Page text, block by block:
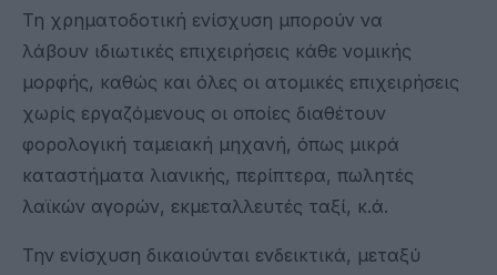
Τη χρηματοδοτική ενίσχυση μπορούν να
λάβουν ιδιωτικές επιχειρήσεις κάθε νομικής
μορφής, καθώς και όλες οι ατομικές επιχειρήσεις
χωρίς εργαζόμενους οι οποίες διαθέτουν
φορολογική ταμειακή μηχανή, όπως μικρά
καταστήματα λιανικής, περίπτερα, πωλητές
λαϊκών αγορών, εκμεταλλευτές ταξί, κ.ά.
Την ενίσχυση δικαιούνται ενδεικτικά, μεταξύ